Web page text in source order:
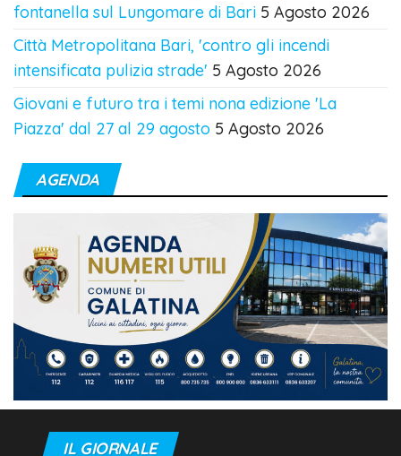
fontanella sul Lungomare di Bari 5 Agosto 2026
Città Metropolitana Bari, 'contro gli incendi
intensificata pulizia strade' 5 Agosto 2026
Giovani e futuro tra i temi nona edizione 'La
Piazza' dal 27 al 29 agosto 5 Agosto 2026
AGENDA
IL GIORNALE